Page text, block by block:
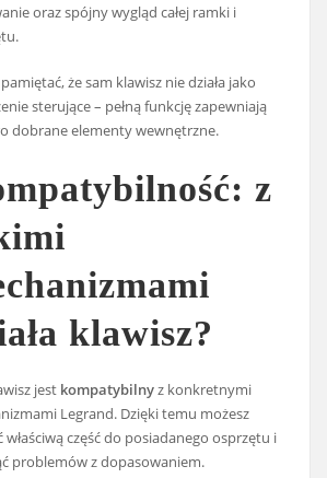
oraz spójny wygląd całej ramki i
że sam klawisz nie działa jako
sterujące – pełną funkcję zapewniają
dobrane elementy wewnętrzne.
z
klawisz?
jest kompatybilnyz konkretnymi
Legrand. Dzięki temu możesz
właściwą część do posiadanego osprzętu i
problemów z dopasowaniem.